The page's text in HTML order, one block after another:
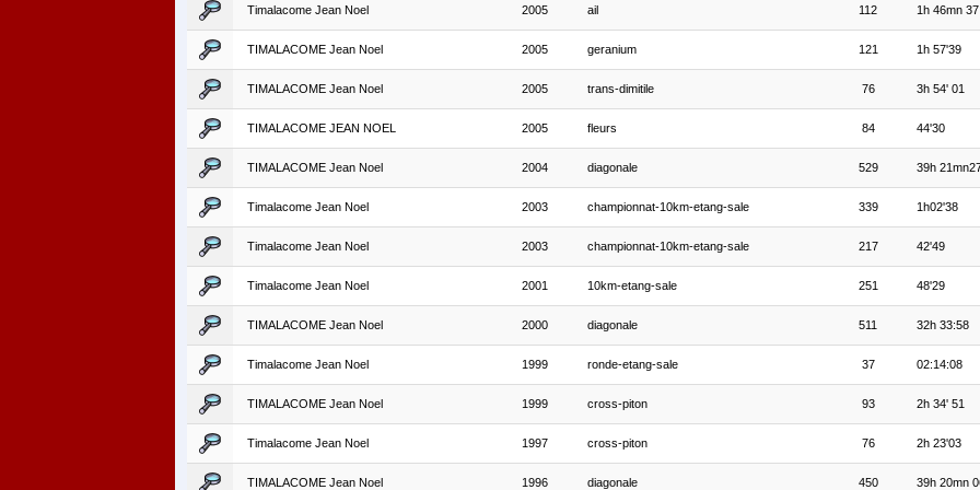
Timalacome Jean Noel 2005 ail 112 1h 46mn 37
TIMALACOME Jean Noel 2005 geranium 121 1h 57'39
TIMALACOME Jean Noel 2005 trans-dimitile 76 3h 54' 01
TIMALACOME JEAN NOEL 2005 fleurs 84 44'30
TIMALACOME Jean Noel 2004 diagonale 529 39h
Timalacome Jean Noel 2003 championnat-10km-etang-sale 339 1h02'38
Timalacome Jean Noel 2003 championnat-10km-etang-sale 217 42'49
Timalacome Jean Noel 2001 10km-etang-sale 251 48'29
TIMALACOME Jean Noel 2000 diagonale 511 32h 33:58
Timalacome Jean Noel 1999 ronde-etang-sale 37 02:14:08
TIMALACOME Jean Noel 1999 cross-piton 93 2h 34' 51
Timalacome Jean Noel 1997 cross-piton 76 2h 23'03
TIMALACOME Jean Noel 1996 diagonale 450 39h 20mn